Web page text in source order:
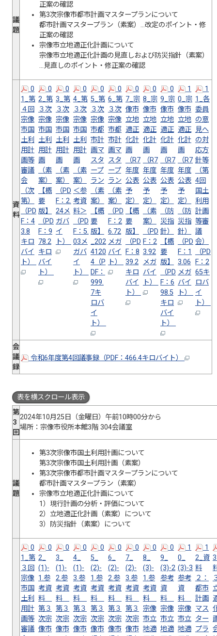
議
題
正案の確認
第3次宗像市都市計画マスタープランについて
都市計画マスタープラン（素案）…改定のポイント・修
正案の確認
宗像市立地適正化計画について
宗像市立地適正化計画の見直しおよび防災指針（素案）
…見直しのポイント・修正案の確認
資
料
0
1_第
４回
宗像
市国
土利
用計
画等
審議
会
（次
第）
（PD
F：4
3.8
キロ
バイ
ト）
0
2_第
３次
宗像
市国
土利
用計
画
（素
案）
【概
要
版】
（PD
F：9
78.2
キロ
バイ
ト）
0
3_第
３次
宗像
市国
土利
用計
画
（素
案）
（PD
F：2.
24メ
ガバ
イ
ト）
0
4_第
３次
宗像
市国
土利
用計
画
（素
案）
＜参
考資
料＞
（PD
F：5.
03メ
ガバ
イ
ト）
0
5_第
３次
宗像
市都
市計
画マ
スタ
ープ
ラン
（素
案）
【概
要
版】
_202
4120
4（P
DF：
999.
7キ
ロバ
イ
ト）
0
6_第
３次
宗像
市都
市計
画マ
スタ
ープ
ラン
（素
案）
（PD
F：2
6.72
メガ
バイ
ト）
0
7_宗
像市
立地
適正
化計
画
（R7
年度
公表
予
定）
【概
要
版】
（PD
F：8
39.2
キロ
バイ
ト）
0
8_宗
像市
立地
適正
化計
画
（R7
年度
公表
予
定）
（素
案）
（PD
F：2
3.92
メガ
バイ
ト）
0
9_宗
像市
立地
適正
化計
画
（R7
年度
公表
予
定）
（防
災指
針）
【概
要
版】
（PD
F：6
98.5
キロ
バイ
ト）
1
0_宗
像市
立地
適正
化計
画
（R7
年度
公表
予
定）
（防
災指
針）
（PD
F：1
3.06
メガ
バイ
ト）
1
1_各
委員
の意
見へ
の対
応方
針等
（第
4回
国土
利用
計画
等審
議
会）
（PD
F：2
65キ
ロバ
イ
ト）
会
議
録
令和6年度第4回議事録（PDF：466.4キロバイト）
表を横スクロール表示
第
3
回
2024年10月25日（金曜日）午前10時00分から
場所：宗像市役所本館3階 304会議室
議
題
第3次宗像市国土利用計画について
第3次宗像市国土利用計画（素案）
第3次宗像市都市計画マスタープランについて
都市計画マスタープラン（素案）
宗像市立地適正化計画について
1）現行計画の分析・評価について
2）立地適正化計画（素案）について
3）防災指針（素案）について
0
1_第
３回
宗像
市国
土利
用計
画等
審議
0
2_
(1)-
1.参
考資
料
第３
次宗
像市
0
3_
(1)-
2.参
考資
料
第３
次宗
像市
0
4_
(1)-
3.参
考資
料
第３
次宗
像市
0
5_
(2)-
1.参
考資
料
第３
次宗
像市
0
6_
(2)-
2.参
考資
料
第３
次宗
像市
0
7_
(2)-
3.参
考資
料
第３
次宗
像市
0
8_
(3)-
1.参
考資
料
宗像
市立
地適
0
9_
(3)-2
参考
資
料
宗像
市立
地適
1
0_
(3)-3
参考
資
料
宗像
市立
地適
1
2_資
料
２：
都市
計画
マス
ター
プラ